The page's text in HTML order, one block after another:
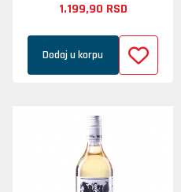
1.199,90 RSD
Dodaj u korpu